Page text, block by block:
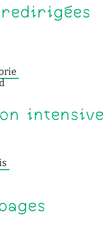
redirigées
intensive